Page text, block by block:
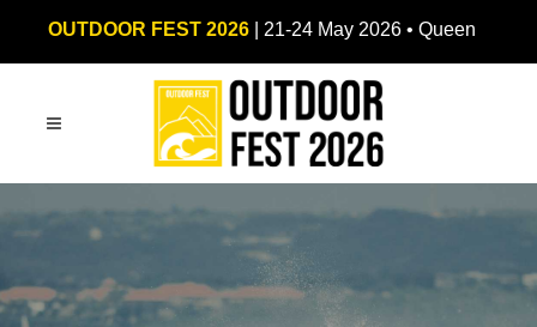
OUTDOOR FEST 2026 | 21-24 May 2026 • Queen
Sirikit National Convention Center (QSNCC)